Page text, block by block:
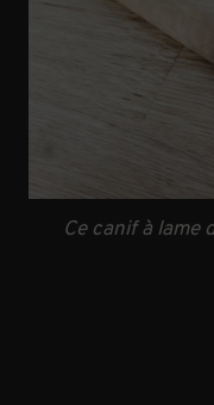
Ce canif à lame